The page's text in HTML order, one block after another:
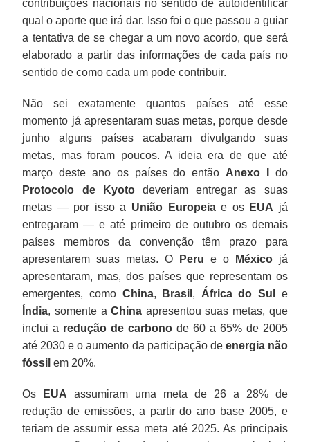
contribuições nacionais no sentido de autoidentificar
qual o aporte que irá dar. Isso foi o que passou a guiar
a tentativa de se chegar a um novo acordo, que será
elaborado a partir das informações de cada país no
sentido de como cada um pode contribuir.
Não sei exatamente quantos países até esse
momento já apresentaram suas metas, porque desde
junho alguns países acabaram divulgando suas
metas, mas foram poucos. A ideia era de que até
março deste ano os países do então Anexo I
do
Protocolo de
Kyotodeveriam entregar as suas
metas — por isso a União Europeiae os EUA já
entregaram — e até primeiro de outubro os demais
países membros da convenção têm prazo para
apresentarem suas metas. O
Peru e o Méxicojá
apresentaram, mas, dos países que representam os
emergentes, como China, Brasil , África do Sul
e
Índia, somente aChina apresentou suas metas, que
inclui a redução de carbono de 60 a 65% de 2005
até 2030 e o aumento da participação de energia não
fóssil em 20%.
Os EUA assumiram uma meta de 26 a 28% de
redução de emissões, a partir do ano base 2005, e
teriam de assumir essa meta até 2025. As principais